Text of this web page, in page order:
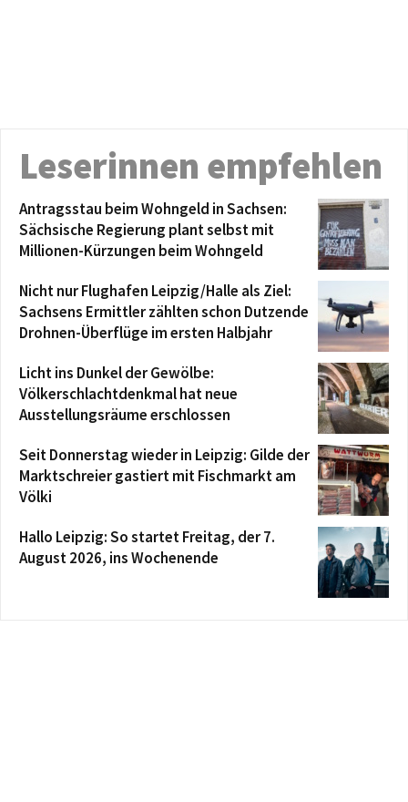
Leserinnen empfehlen
Antragsstau beim Wohngeld in Sachsen:
Sächsische Regierung plant selbst mit
Millionen-Kürzungen beim Wohngeld
Nicht nur Flughafen Leipzig/Halle als Ziel:
Sachsens Ermittler zählten schon Dutzende
Drohnen-Überflüge im ersten Halbjahr
Licht ins Dunkel der Gewölbe:
Völkerschlachtdenkmal hat neue
Ausstellungsräume erschlossen
Seit Donnerstag wieder in Leipzig: Gilde der
Marktschreier gastiert mit Fischmarkt am
Völki
Hallo Leipzig: So startet Freitag, der 7.
August 2026, ins Wochenende